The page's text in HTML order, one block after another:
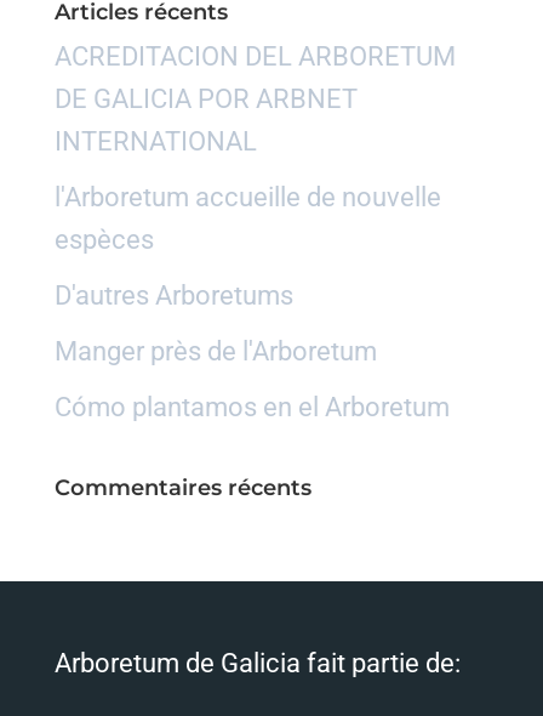
Articles récents
ACREDITACION DEL ARBORETUM
DE GALICIA POR ARBNET
INTERNATIONAL
l'Arboretum accueille de nouvelle
espèces
D'autres Arboretums
Manger près de l'Arboretum
Cómo plantamos en el Arboretum
Commentaires récents
Arboretum de Galicia fait partie de: